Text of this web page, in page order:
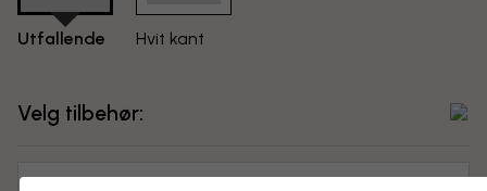
Utfallende Hvit kant
Velg tilbehør: